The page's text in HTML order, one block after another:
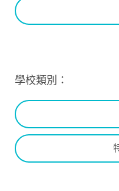
學校類別：